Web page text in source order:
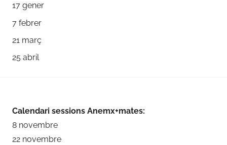
17 gener
7 febrer
21 març
25 abril
Calendari sessions Anemx+mates:
8 novembre
22 novembre